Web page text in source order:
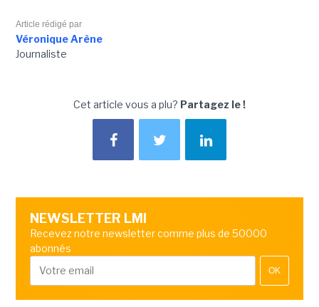
Article rédigé par
Véronique Arène
Journaliste
Cet article vous a plu? Partagez le !
NEWSLETTER LMI
Recevez notre newsletter comme plus de 50000
abonnés
OK